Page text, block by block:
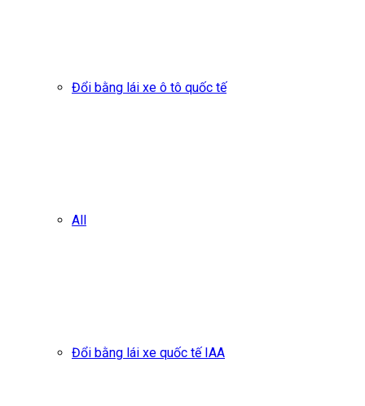
Đổi bằng lái xe ô tô quốc tế
All
Đổi bằng lái xe quốc tế IAA